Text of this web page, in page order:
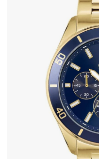
Casa, Gradina & Bricolaj
Bucatarie & Servire
Curatenie si intretinere
Hobby-uri creative
Iluminat & Electrice
Kit-uri automatizari porti si